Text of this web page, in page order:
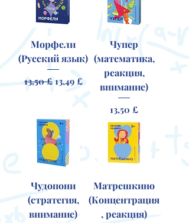
Морфели
(Русский язык)
Обычная цена
13,50 £ Цена со скидкой
13,49 £
Чупер
(математика,
реакция,
внимание)
Цена
13,50 £
Чудопони
(стратегия,
внимание)
Матрешкино
(Концентрация
, реакция)